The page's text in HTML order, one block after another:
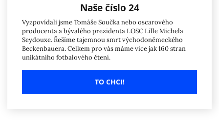
Naše číslo 24
Vyzpovídali jsme Tomáše Součka nebo oscarového
producenta a bývalého prezidenta LOSC Lille Michela
Seydouxe. Řešíme tajemnou smrt východoněmeckého
Beckenbauera. Celkem pro vás máme více jak 160 stran
unikátního fotbalového čtení.
TO CHCI!